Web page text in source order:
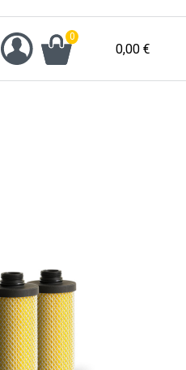
0
0,00 €